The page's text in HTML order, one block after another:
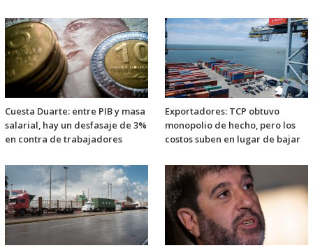
Cuesta Duarte: entre PIB y masa
salarial, hay un desfasaje de 3%
en contra de trabajadores
Exportadores: TCP obtuvo
monopolio de hecho, pero los
costos suben en lugar de bajar